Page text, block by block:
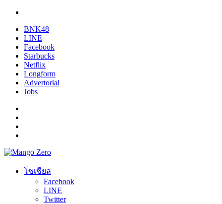
BNK48
LINE
Facebook
Starbucks
Netflix
Longform
Advertorial
Jobs
โซเชียล
Facebook
LINE
Twitter